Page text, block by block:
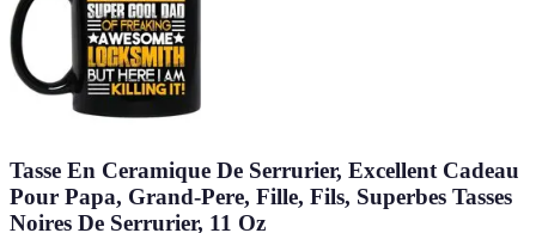
Tasse En Ceramique De Serrurier, Excellent Cadeau
Pour Papa, Grand-Pere, Fille, Fils, Superbes Tasses
Noires De Serrurier, 11 Oz